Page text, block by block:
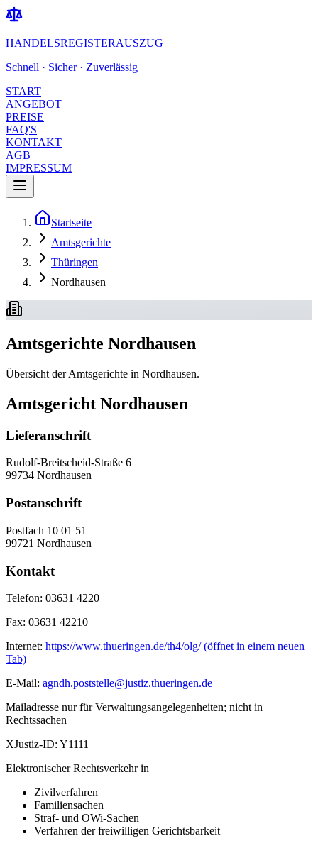
HANDELSREGISTERAUSZUG
Schnell · Sicher · Zuverlässig
START
ANGEBOT
PREISE
FAQ'S
KONTAKT
AGB
IMPRESSUM
Startseite
Amtsgerichte
Thüringen
Nordhausen
Amtsgerichte Nordhausen
Übersicht der Amtsgerichte in Nordhausen.
Amtsgericht Nordhausen
Lieferanschrift
Rudolf-Breitscheid-Straße 6
99734 Nordhausen
Postanschrift
Postfach 10 01 51
99721 Nordhausen
Kontakt
Telefon: 03631 4220
Fax: 03631 42210
Internet: https://www.thueringen.de/th4/olg/(öffnet in einem neuen
Tab)
E-Mail: agndh.poststelle@justiz.thueringen.de
Mailadresse nur für Verwaltungsangelegenheiten; nicht in
Rechtssachen
XJustiz-ID: Y1111
Elektronischer Rechtsverkehr in
Zivilverfahren
Familiensachen
Straf- und OWi-Sachen
Verfahren der freiwilligen Gerichtsbarkeit